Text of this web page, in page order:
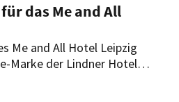
das Me and All
Me and All Hotel Leipzig
Marke der Lindner Hotel